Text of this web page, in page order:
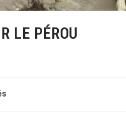
LE PÉROU